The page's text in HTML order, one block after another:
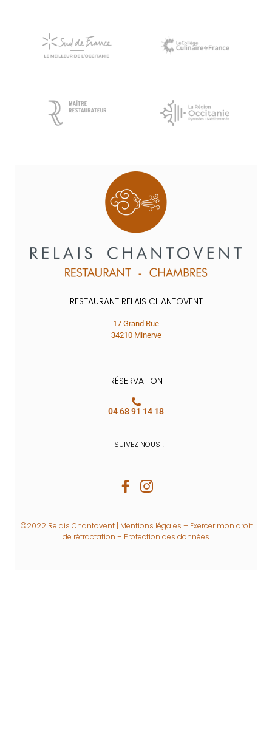
RESTAURANT RELAIS CHANTOVENT
17 Grand Rue
34210 Minerve
RÉSERVATION
04 68 91 14 18
SUIVEZ NOUS !
©2022 Relais Chantovent | Mentions légales – Exercer mon droit
de rétractation – Protection des données